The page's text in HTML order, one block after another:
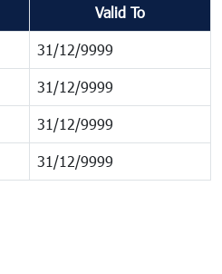
Valid To
31/12/9999
31/12/9999
31/12/9999
31/12/9999